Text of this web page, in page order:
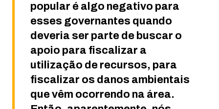
popular é algo negativo para
esses governantes quando
deveria ser parte de buscar o
apoio para fiscalizar a
utilização de recursos, para
fiscalizar os danos ambientais
que vêm ocorrendo na área.